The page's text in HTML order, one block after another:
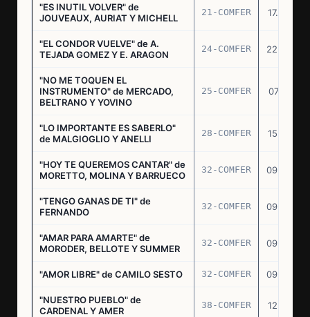
"ES INUTIL VOLVER" de
JOUVEAUX, AURIAT Y MICHELL
21-COMFER 17.06.76
"EL CONDOR VUELVE" de A.
TEJADA GOMEZ Y E. ARAGON
24-COMFER 22.06.76
"NO ME TOQUEN EL
INSTRUMENTO" de MERCADO,
BELTRANO Y YOVINO
25-COMFER 07.07.76
"LO IMPORTANTE ES SABERLO"
de MALGIOGLIO Y ANELLI
28-COMFER 15.07.76
"HOY TE QUEREMOS CANTAR" de
MORETTO, MOLINA Y BARRUECO
32-COMFER 09.09.76
"TENGO GANAS DE TI" de
FERNANDO
32-COMFER 09.09.76
"AMAR PARA AMARTE" de
MORODER, BELLOTE Y SUMMER
32-COMFER 09.09.76
"AMOR LIBRE" de CAMILO SESTO 32-COMFER 09.09.76
"NUESTRO PUEBLO" de
CARDENAL Y AMER
38-COMFER 12.10.76